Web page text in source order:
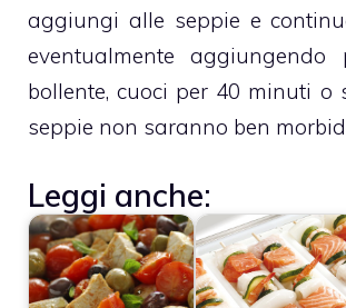
aggiungi alle seppie e
eventualmente aggiungendo
bollente, cuoci per 40 minuti o
seppie non saranno ben
Leggi anche: